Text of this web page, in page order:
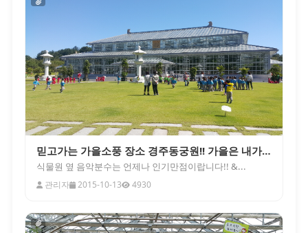
믿고가는 가을소풍 장소 경주동궁원!! 가을은 내가 책임진다!!
식물원 옆 음악분수는 언제나 인기만점이랍니다!! &...
관리자 2015-10-13 4930